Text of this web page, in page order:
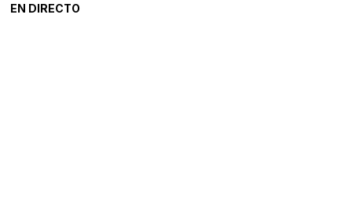
EN DIRECTO